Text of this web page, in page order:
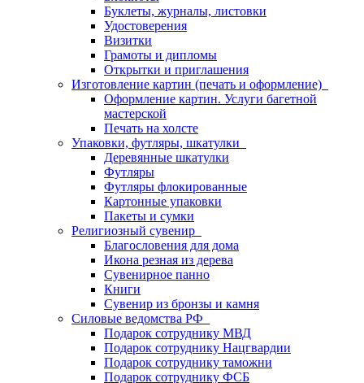
Буклеты, журналы, листовки
Удостоверения
Визитки
Грамоты и дипломы
Открытки и приглашения
Изготовление картин (печать и оформление)
Оформление картин. Услуги багетной
мастерской
Печать на холсте
Упаковки, футляры, шкатулки
Деревянные шкатулки
Футляры
Футляры флокированные
Картонные упаковки
Пакеты и сумки
Религиозный сувенир
Благословения для дома
Икона резная из дерева
Сувенирное панно
Книги
Сувенир из бронзы и камня
Силовые ведомства РФ
Подарок сотруднику МВД
Подарок сотруднику Нацгвардии
Подарок сотруднику таможни
Подарок сотруднику ФСБ